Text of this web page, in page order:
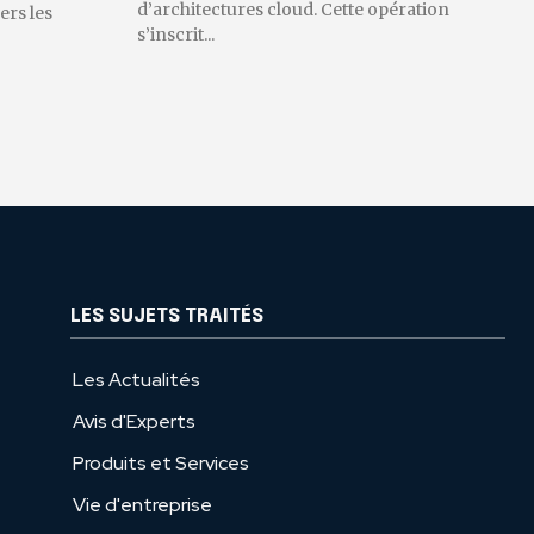
les
d’architectures cloud. Cette opération
s’inscrit...
LES SUJETS TRAITÉS
Les Actualités
Avis d'Experts
Produits et Services
Vie d'entreprise